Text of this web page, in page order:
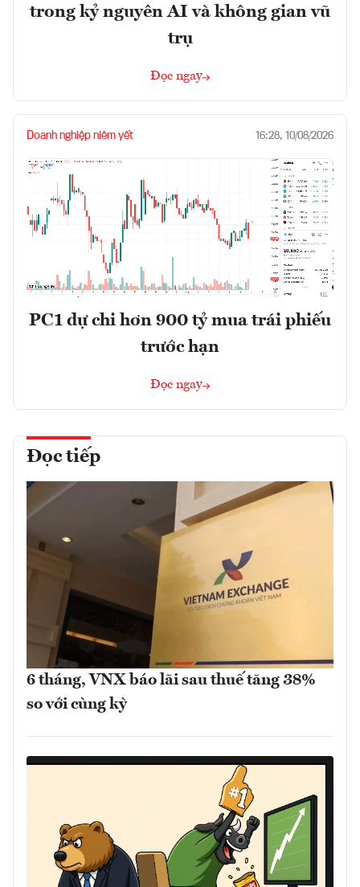
trong kỷ nguyên AI và không gian vũ
trụ
Đọc ngay
Doanh nghiệp niêm yết 16:28, 10/08/2026
PC1 dự chi hơn 900 tỷ mua trái phiếu
trước hạn
Đọc ngay
Đọc tiếp
6 tháng, VNX báo lãi sau thuế tăng 38%
so với cùng kỳ